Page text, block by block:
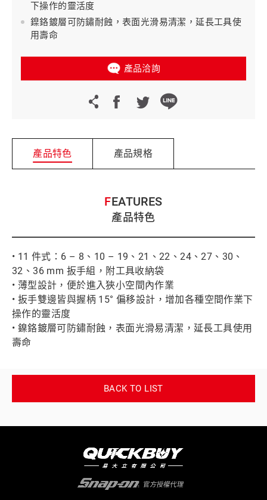
下操作的靈活度
鎳鉻鍍層可防鏽耐蝕，表面光滑易清潔，延長工具使
用壽命
產品洽詢
產品特色 產品規格
FEATURES
產品特色
• 11 件式：6 – 8、10 – 19、21、22、24、27、30、
32、36 mm 扳手組，附工具收納袋
• 薄型設計，便於進入狹小空間內作業
• 扳手雙邊皆與握柄 15° 偏移設計，增加各種空間作業下
操作的靈活度
• 鎳鉻鍍層可防鏽耐蝕，表面光滑易清潔，延長工具使用
壽命
BACK TO LIST